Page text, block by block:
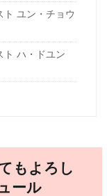
ユン・チョウ
ト ハ・ドユン
もよろし
ール